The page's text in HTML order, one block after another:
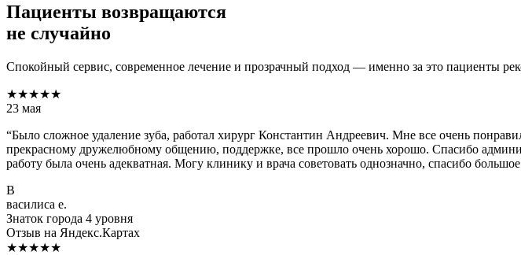
Пациенты возвращаются
не случайно
Спокойный сервис, современное лечение и прозрачный подход — именно за это пациенты
★★★★★
23 мая
“Было сложное удаление зуба, работал хирург Константин Андреевич. Мне все очень
прекрасному дружелюбному общению, поддержке, все прошло очень хорошо. Спасибо
работу была очень адекватная. Могу клинику и врача советовать однозначно, спасибо
В
василиса е.
Знаток города 4 уровня
Отзыв на Яндекс.Картах
★★★★★